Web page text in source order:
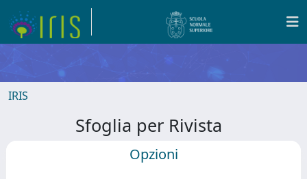
IRIS
Sfoglia per Rivista
Opzioni